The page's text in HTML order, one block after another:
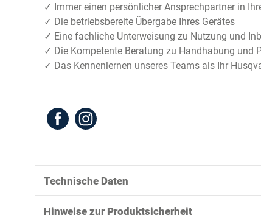
✓ Immer einen persönlicher Ansprechpartner in
✓ Die betriebsbereite Übergabe Ihres Gerätes
✓ Eine fachliche Unterweisung zu Nutzung und
✓ Die Kompetente Beratung zu Handhabung und
✓ Das Kennenlernen unseres Teams als Ihr
Technische Daten
Hinweise zur Produktsicherheit